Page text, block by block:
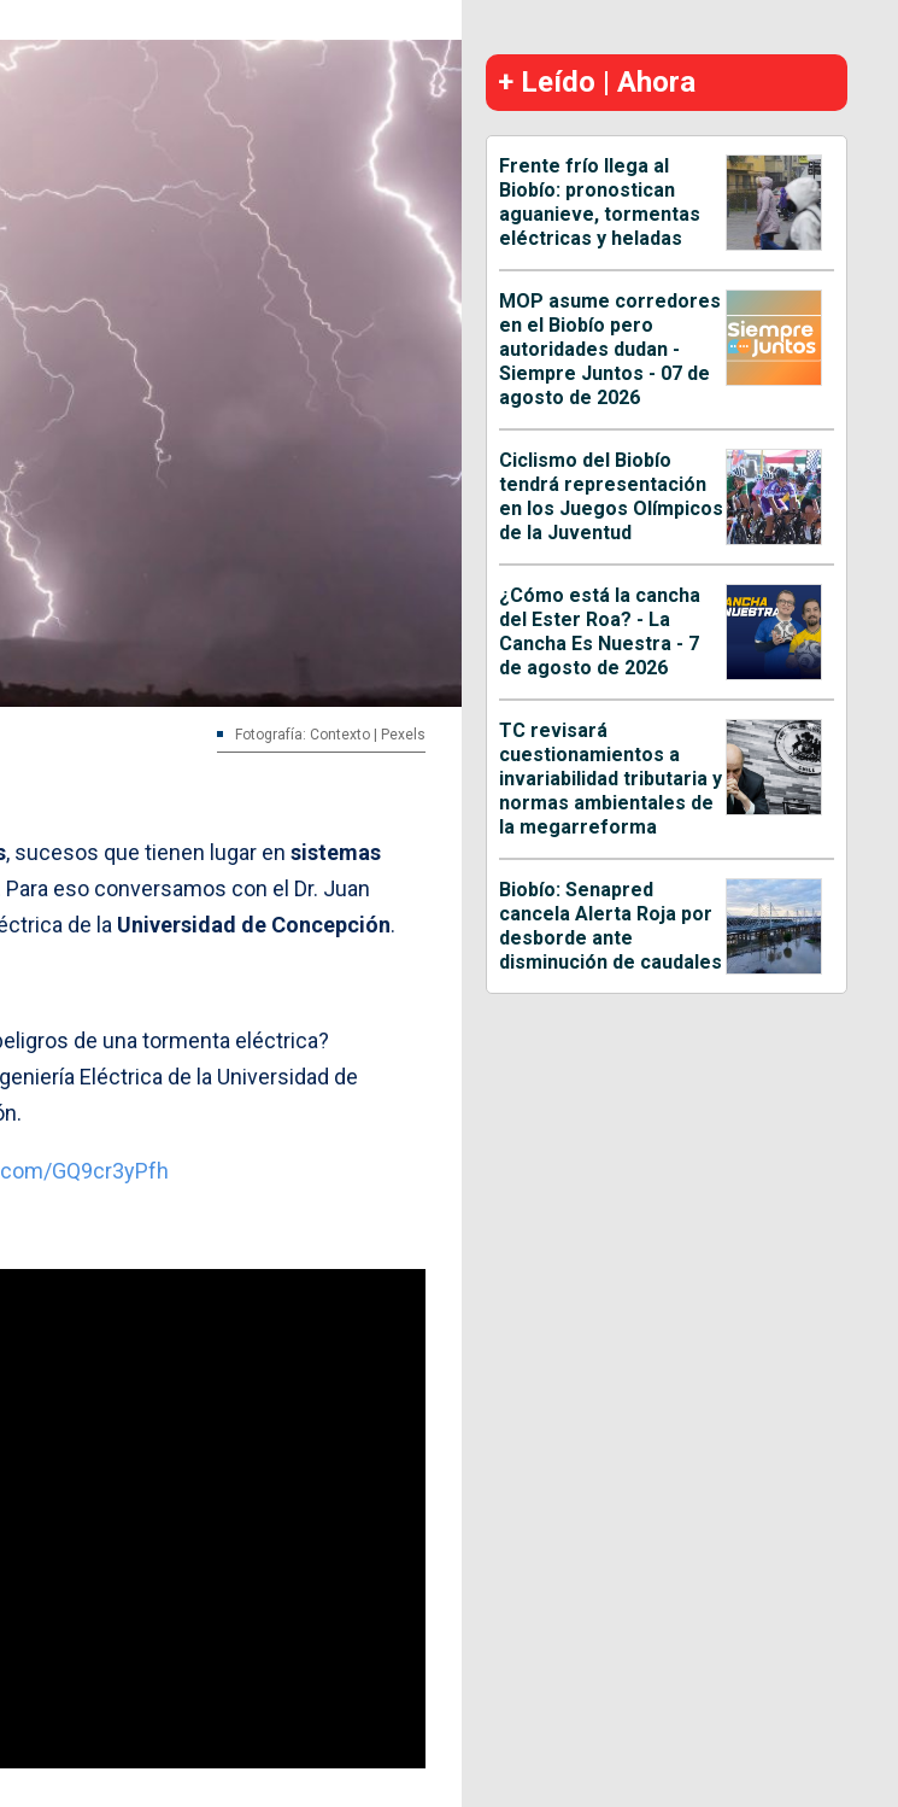
Fotografía: Contexto | Pexels
, sucesos que tienen lugar en sistemas
Para eso conversamos con el Dr. Juan
de la Universidad de Concepción.
de una tormenta eléctrica?
Eléctrica de la Universidad de
GQ9cr3yPfh
+ Leído | Ahora
Frente frío llega al
Biobío: pronostican
aguanieve, tormentas
eléctricas y heladas
MOP asume corredores
en el Biobío pero
autoridades dudan -
Siempre Juntos - 07 de
agosto de 2026
Ciclismo del Biobío
tendrá representación
en los Juegos Olímpicos
de la Juventud
¿Cómo está la cancha
del Ester Roa? - La
Cancha Es Nuestra - 7
de agosto de 2026
TC revisará
cuestionamientos a
invariabilidad tributaria y
normas ambientales de
la megarreforma
Biobío: Senapred
cancela Alerta Roja por
desborde ante
disminución de caudales